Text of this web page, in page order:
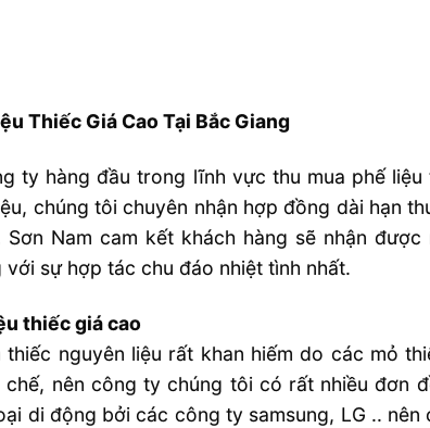
Thiếc Giá Cao Tại Bắc Giang
ty hàng đầu trong lĩnh vực thu mua phế
chúng tôi chuyên nhận hợp đồng dài hạn
Nam cam kết khách hàng sẽ nhận
với sự hợp tác chu đáo nhiệt tình nhất.
thiếc giá cao
thiếc nguyên liệu rất khan hiếm do các mỏ
chế, nên công ty chúng tôi có rất nhiều đơn
di động bởi các công ty samsung, LG ..